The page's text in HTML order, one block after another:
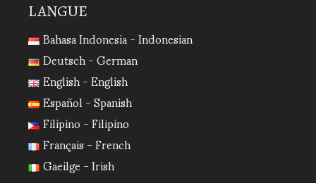
LANGUE
Bahasa Indonesia - Indonesian
Deutsch - German
English - English
Español - Spanish
Filipino - Filipino
Français - French
Gaeilge - Irish